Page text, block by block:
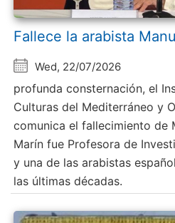
Fallece la arabista
Wed, 22/07/2026
profunda consternación, el
Culturas del Mediterráneo y
comunica el fallecimiento de
Marín fue Profesora de
y una de las arabistas
las últimas décadas.